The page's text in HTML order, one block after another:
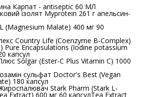
Карпат - antiseptic 60 МЛ
ізолят Myprotein 261 г апельсин-
(Magnesium Malate) 400 мг 90
Коензим B-комплекс Country Life (Coenzyme B-Complex)
(Iodine potassium
капсул
Plus Vitamin C) 1000
сульфат Doctor's Best (Vegan
180 капсул
Stark Pharm (Stark L-
Extract) 600 мг 60 капсулTea Extract